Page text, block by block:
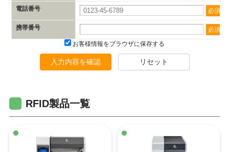
電話番号 必須
携帯番号
必須
お客様情報をブラウザに保存する
入力内容を確認 リセット
RFID製品一覧